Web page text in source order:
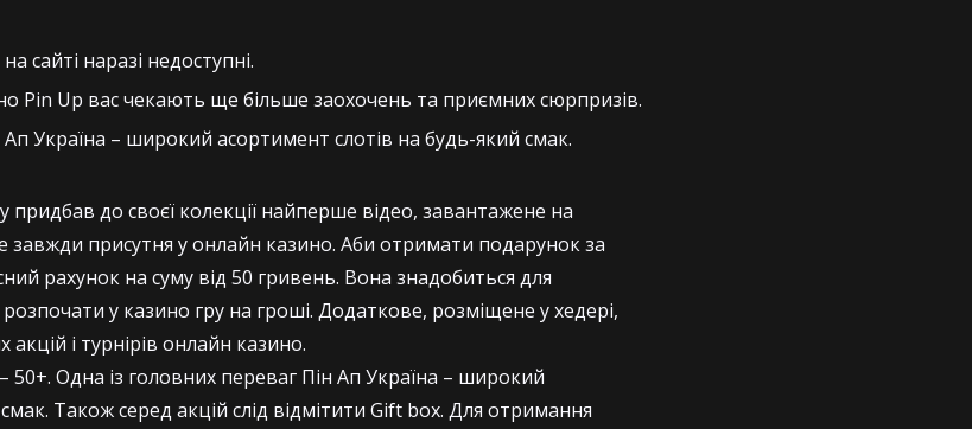
сайті наразі недоступні.
Pin Up вас чекають ще більше заохочень та приємних сюрпризів.
Україна – широкий асортимент слотів на будь-який смак.
придбав до своєї колекції найперше відео, завантажене на
завжди присутня у онлайн казино. Аби отримати подарунок за
рахунок на суму від 50 гривень. Вона знадобиться для
розпочати у казино гру на гроші. Додаткове, розміщене у хедері,
і турнірів онлайн казино.
50+. Одна із головних переваг Пін Ап Україна – широкий
Також серед акцій слід відмітити Gift box. Для отримання